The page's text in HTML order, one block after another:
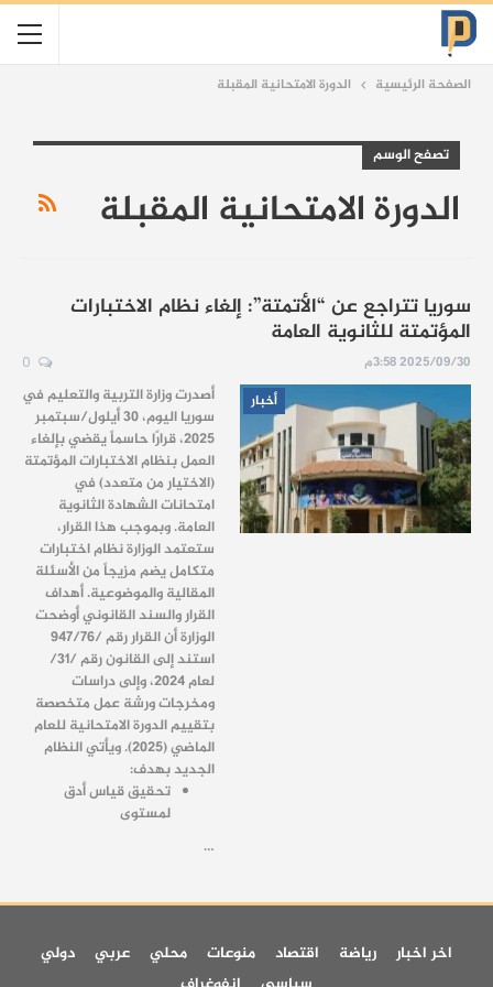
الصفحة الرئيسية الدورة الامتحانية المقبلة
تصفح الوسم
الدورة الامتحانية المقبلة
سوريا تتراجع عن “الأتمتة”: إلغاء نظام الاختبارات
المؤتمتة للثانوية العامة
2025/09/30 3:58م
أخبار
أصدرت وزارة التربية والتعليم في
سوريا اليوم، 30 أيلول/سبتمبر
2025، قرارًا حاسماً يقضي بإلغاء
العمل بنظام الاختبارات المؤتمتة
(الاختيار من متعدد) في
امتحانات الشهادة الثانوية
العامة. وبموجب هذا القرار،
ستعتمد الوزارة نظام اختبارات
متكامل يضم مزيجاً من الأسئلة
المقالية والموضوعية. أهداف
القرار والسند القانوني أوضحت
الوزارة أن القرار رقم /947/76
استند إلى القانون رقم /31/
لعام 2024، وإلى دراسات
ومخرجات ورشة عمل متخصصة
بتقييم الدورة الامتحانية للعام
الماضي (2025). ويأتي النظام
الجديد بهدف:
تحقيق قياس أدق
لمستوى
…
اخر اخبار رياضة اقتصاد منوعات محلي عربي
دولي